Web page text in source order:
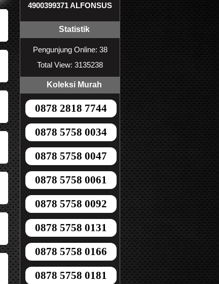
4900399371 ALFONSUS
Statistik
Pengunjung Online: 38
Total View: 3135238
Koleksi Murah
0878 2818 7744
0878 5758 0034
0878 5758 0047
0878 5758 0061
0878 5758 0092
0878 5758 0131
0878 5758 0166
0878 5758 0181